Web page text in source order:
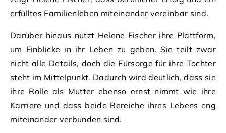
erfülltes Familienleben miteinander vereinbar sind.
Darüber hinaus nutzt Helene Fischer ihre Plattform,
um Einblicke in ihr Leben zu geben. Sie teilt zwar
nicht alle Details, doch die Fürsorge für ihre Tochter
steht im Mittelpunkt. Dadurch wird deutlich, dass sie
ihre Rolle als Mutter ebenso ernst nimmt wie ihre
Karriere und dass beide Bereiche ihres Lebens eng
miteinander verbunden sind.